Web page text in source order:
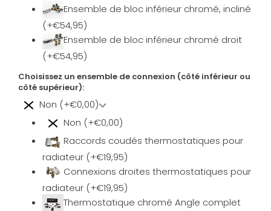
Ensemble de bloc inférieur chromé, incliné
(+€54,95)
Ensemble de bloc inférieur chromé droit
(+€54,95)
Choisissez un ensemble de connexion (côté inférieur ou
côté supérieur):
Non (+€0,00)
Non (+€0,00)
Raccords coudés thermostatiques pour
radiateur (+€19,95)
Connexions droites thermostatiques pour
radiateur (+€19,95)
Thermostatique chromé Angle complet